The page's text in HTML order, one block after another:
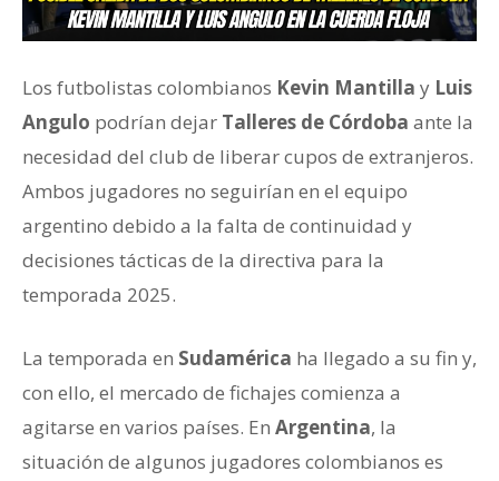
Los futbolistas colombianos Kevin Mantilla y Luis
Angulo podrían dejar Talleres de Córdoba ante la
necesidad del club de liberar cupos de extranjeros.
Ambos jugadores no seguirían en el equipo
argentino debido a la falta de continuidad y
decisiones tácticas de la directiva para la
temporada 2025.
La temporada en Sudamérica ha llegado a su fin y,
con ello, el mercado de fichajes comienza a
agitarse en varios países. En Argentina, la
situación de algunos jugadores colombianos es